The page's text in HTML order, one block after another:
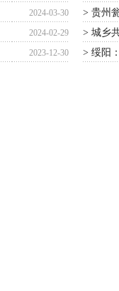
2024-03-30 > 贵州
2024-02-29 > 城乡
2023-12-30 > 绥阳